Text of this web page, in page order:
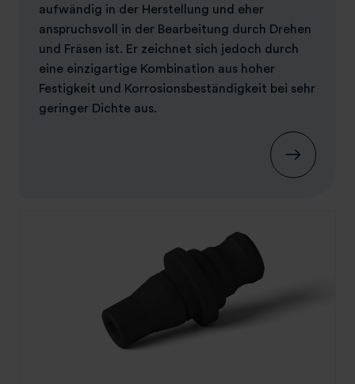
aufwändig in der Herstellung und eher
anspruchsvoll in der Bearbeitung durch Drehen
und Fräsen ist. Er zeichnet sich jedoch durch
eine einzigartige Kombination aus hoher
Festigkeit und Korrosionsbeständigkeit bei sehr
geringer Dichte aus.